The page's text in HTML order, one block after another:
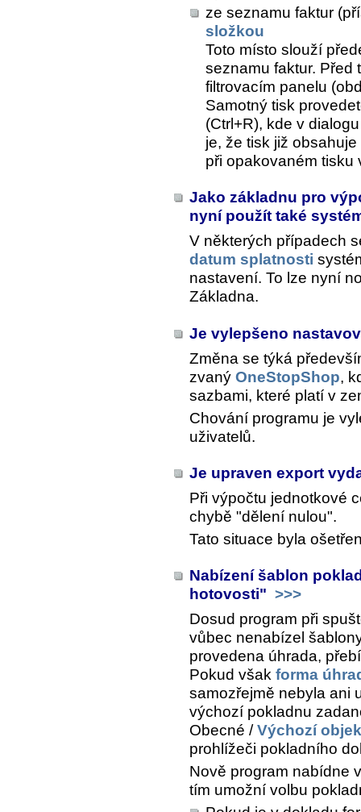
ze seznamu faktur
složkou
Toto místo slouží
seznamu faktur. Před
filtrovacím panelu
Samotný tisk
(Ctrl+R), kde v
je, že tisk již
při opakovaném tisku
Jako základnu pro
nyní použít také
V některých případech
datum splatnosti
nastavení. To lze nyní
Základna.
Je vylepšeno
Změna se týká
zvaný OneStopShop,
sazbami, které platí v
Chování programu je
uživatelů.
Je upraven export
Při výpočtu jednotkové
chybě "dělení nulou".
Tato situace byla
Nabízení šablon
hotovosti" >>>
Dosud program při
vůbec nenabízel
provedena úhrada,
Pokud však forma
samozřejmě nebyla ani
výchozí pokladnu
Obecné /Výchozí
prohlížeči pokladního
Nově program nabídne
tím umožní volbu